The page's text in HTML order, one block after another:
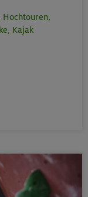
Hochtouren,
Kajak